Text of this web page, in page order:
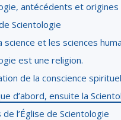
antécédents et origines
Scientologie
science et les sciences
est une religion.
de la conscience
d’abord, ensuite la
l’Église de Scientologie